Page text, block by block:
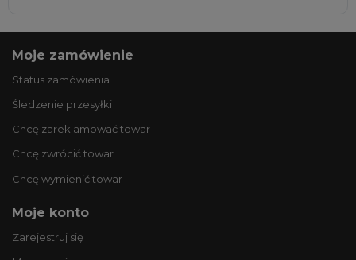
Moje zamówienie
Status zamówienia
Śledzenie przesyłki
Chcę zareklamować towar
Chcę zwrócić towar
Chcę wymienić towar
Moje konto
Zarejestruj się